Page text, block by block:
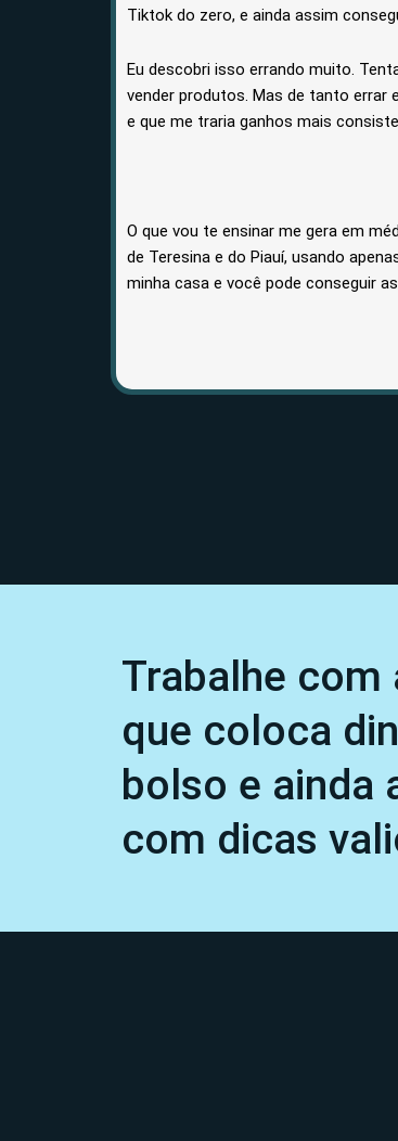
Tiktok do zero, e ainda assim
Eu descobri isso errando muito.
vender produtos. Mas de tanto errar
e que me traria ganhos mais
O que vou te ensinar me gera em
de Teresina e do Piauí, usando
minha casa e você pode conseguir
Trabalhe com
que coloca
bolso e ainda
com dicas